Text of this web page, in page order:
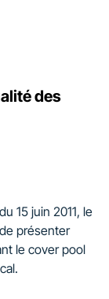
des
15 juin 2011, le
présenter
le cover pool